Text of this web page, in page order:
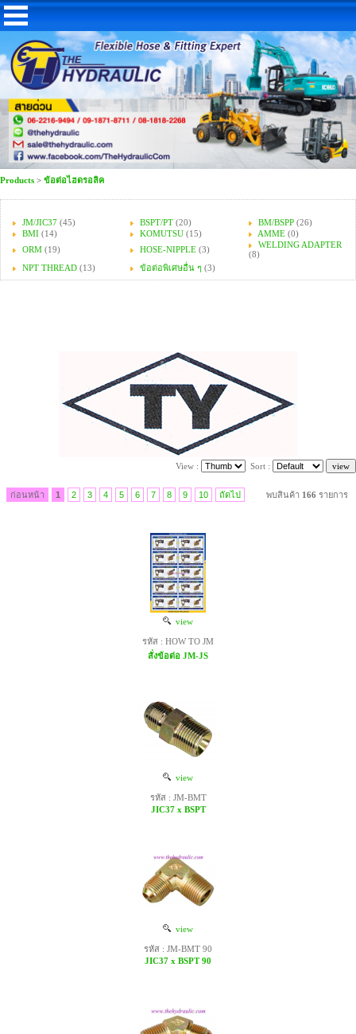
Products > ข้อต่อไฮดรอลิค
JM/JIC37 (45) BSPT/PT (20) BM/BSPP (26)
BMI (14) KOMUTSU (15) AMME (0)
ORM (19) HOSE-NIPPLE (3)
WELDING ADAPTER
(8)
NPT THREAD (13) ข้อต่อพิเศษอื่น ๆ (3)
View : Sort :
ก่อนหน้า 1 2 3 4 5 6 7 8 9 10 ถัดไป พบสินค้า 166 รายการ
view
รหัส : HOW TO JM
สั่งข้อต่อ JM-JS
view
รหัส : JM-BMT
JIC37 x BSPT
view
รหัส : JM-BMT 90
JIC37 x BSPT 90